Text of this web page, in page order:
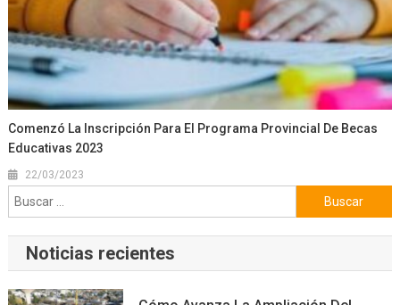
Comenzó La Inscripción Para El Programa Provincial De Becas
Educativas 2023
22/03/2023
Buscar:
Noticias recientes